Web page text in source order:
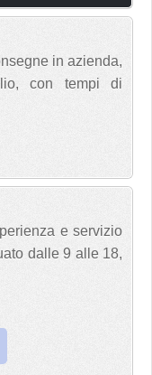
in azienda,
con tempi di
e servizio
dalle 9 alle 18,